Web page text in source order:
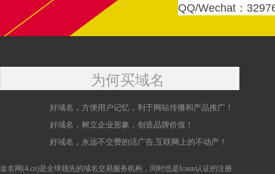
QQ/Wechat：
为何买域名
好域名，方便用户记忆，利于网站传播和产品推广！
好域名，树立企业形象，创造品牌价值！
好域名，永远不交费的活广告,互联网上的不动产！
金名网(4.cn)是全球领先的域名交易服务机构，同时也是Icann认证的注册